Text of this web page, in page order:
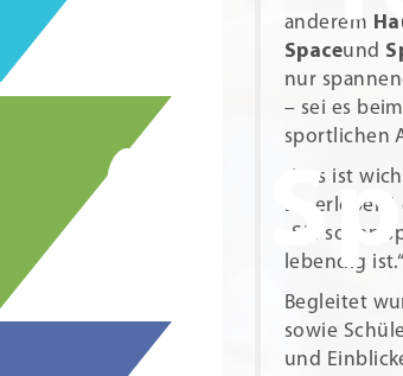
anderem
Spaceund
nur
– sei es
sportlichen
„Uns ist
sie
„Sie sollen
lebendig ist.“
Begleitet
sowie
und